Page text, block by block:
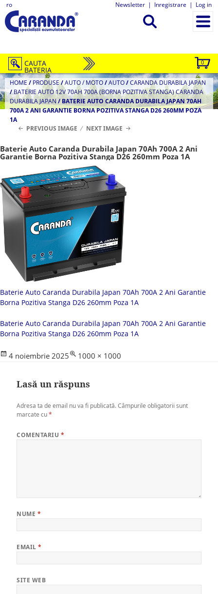
ro Newsletter | Inregistrare | Log in
0
CAUTA
BATERIA
HOME / PRODUSE/AUTO / MOTO/AUTO/CARANDA DURABILA JAPAN
/BATERIE AUTO 12V 70AH 700A (BORNA POZITIVA STANGA) CARANDA
DURABILA JAPAN/BATERIE AUTO CARANDA DURABILA JAPAN 70AH
700A 2 ANI GARANTIE BORNA POZITIVA STANGA D26 260MM POZA
1A
PREVIOUS IMAGE
NEXT IMAGE
Baterie Auto Caranda Durabila Japan 70Ah 700A 2 Ani
Garantie Borna Pozitiva Stanga D26 260mm Poza 1A
Baterie Auto Caranda Durabila Japan 70Ah 700A 2 Ani Garantie
Borna Pozitiva Stanga D26 260mm Poza 1A
Baterie Auto Caranda Durabila Japan 70Ah 700A 2 Ani Garantie
Borna Pozitiva Stanga D26 260mm Poza 1A
Posted
4 noiembrie 2025
Full
1000 × 1000
Lasă un răspuns
Adresa ta de email nu va fi publicată. Câmpurile obligatorii sunt
marcate cu*
COMENTARIU *
NUME *
EMAIL*
SITE WEB